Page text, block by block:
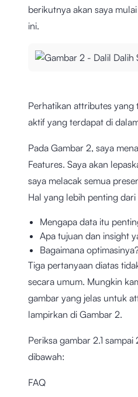
berikutnya akan saya
ini.
Perhatikan attributes
aktif yang terdapat di
Pada Gambar 2, saya
Features. Saya akan
saya melacak semua
Hal yang lebih penting
Mengapa data itu
Apa tujuan dan insight
Bagaimana
Tiga pertanyaan diatas
secara umum. Mungkin
gambar yang jelas untuk
lampirkan di Gambar 2.
Periksa gambar 2.1
dibawah:
FAQ